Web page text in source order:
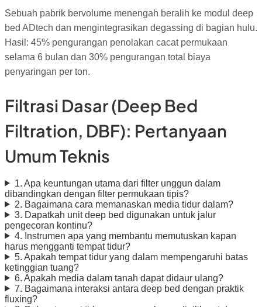
Sebuah pabrik bervolume menengah beralih ke modul deep
bed ADtech dan mengintegrasikan degassing di bagian hulu.
Hasil: 45% pengurangan penolakan cacat permukaan
selama 6 bulan dan 30% pengurangan total biaya
penyaringan per ton.
Filtrasi Dasar (Deep Bed
Filtration, DBF): Pertanyaan
Umum Teknis
1. Apa keuntungan utama dari filter unggun dalam
dibandingkan dengan filter permukaan tipis?
2. Bagaimana cara memanaskan media tidur dalam?
3. Dapatkah unit deep bed digunakan untuk jalur
pengecoran kontinu?
4. Instrumen apa yang membantu memutuskan kapan
harus mengganti tempat tidur?
5. Apakah tempat tidur yang dalam mempengaruhi batas
ketinggian tuang?
6. Apakah media dalam tanah dapat didaur ulang?
7. Bagaimana interaksi antara deep bed dengan praktik
fluxing?